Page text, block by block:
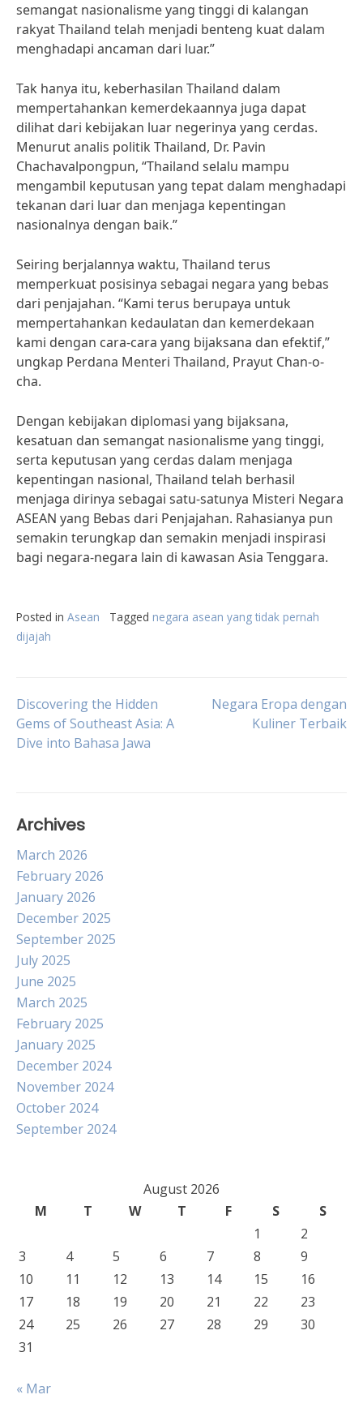
semangat nasionalisme yang tinggi di kalangan
rakyat Thailand telah menjadi benteng kuat dalam
menghadapi ancaman dari luar.”
Tak hanya itu, keberhasilan Thailand dalam
mempertahankan kemerdekaannya juga dapat
dilihat dari kebijakan luar negerinya yang cerdas.
Menurut analis politik Thailand, Dr. Pavin
Chachavalpongpun, “Thailand selalu mampu
mengambil keputusan yang tepat dalam menghadapi
tekanan dari luar dan menjaga kepentingan
nasionalnya dengan baik.”
Seiring berjalannya waktu, Thailand terus
memperkuat posisinya sebagai negara yang bebas
dari penjajahan. “Kami terus berupaya untuk
mempertahankan kedaulatan dan kemerdekaan
kami dengan cara-cara yang bijaksana dan efektif,”
ungkap Perdana Menteri Thailand, Prayut Chan-o-
cha.
Dengan kebijakan diplomasi yang bijaksana,
kesatuan dan semangat nasionalisme yang tinggi,
serta keputusan yang cerdas dalam menjaga
kepentingan nasional, Thailand telah berhasil
menjaga dirinya sebagai satu-satunya Misteri Negara
ASEAN yang Bebas dari Penjajahan. Rahasianya pun
semakin terungkap dan semakin menjadi inspirasi
bagi negara-negara lain di kawasan Asia Tenggara.
Posted in Asean Tagged negara asean yang tidak pernah
dijajah
Post
navigation
Discovering the Hidden
Gems of Southeast Asia: A
Dive into Bahasa Jawa
Negara Eropa dengan
Kuliner Terbaik
Archives
March 2026
February 2026
January 2026
December 2025
September 2025
July 2025
June 2025
March 2025
February 2025
January 2025
December 2024
November 2024
October 2024
September 2024
August 2026
M
T W T F S
S
1
2
3
4 5 6 7 8
9
10
11 12 13 14 15
16
17
18 19 20 21 22
23
24
25 26 27 28 29
30
31
« Mar